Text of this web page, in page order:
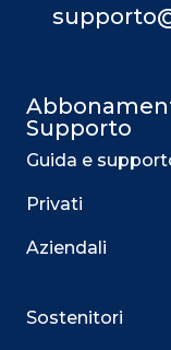
Supporto
Guida e
Privati
Aziendali
Sostenitori